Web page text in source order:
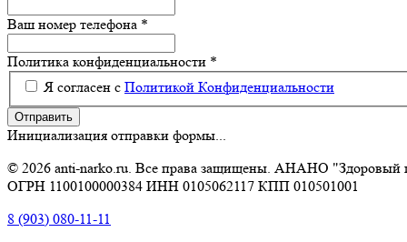
Ваш номер телефона *
Политика конфиденциальности *
Я согласен с Политикой Конфиденциальности
Отправить
Инициализация отправки формы...
© 2026 anti-narko.ru. Все права защищены. АНАНО "Здоровый
ОГРН 1100100000384 ИНН 0105062117 КПП 010501001
8 (903) 080-11-11